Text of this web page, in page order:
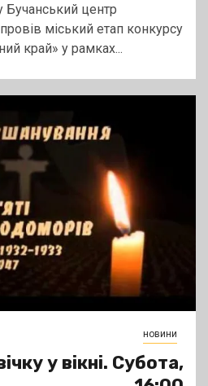
Бучанський центр
міський етап конкурсу
край» у рамках...
новини
у вікні. Субота,